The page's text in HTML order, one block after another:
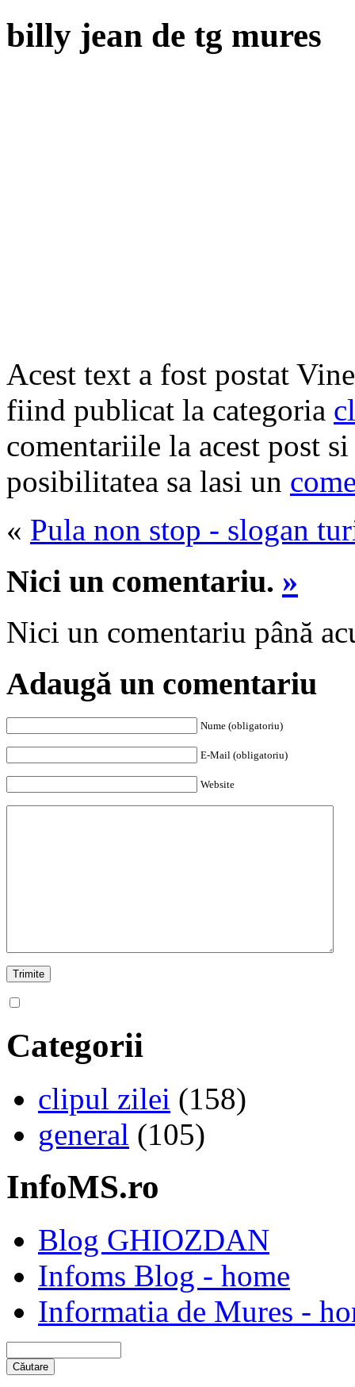
billy jean de tg mures
Acest text a fost postat
fiind publicat la categoria
comentariile la acest post
posibilitatea sa lasi un
« Pula non stop - slogan
Nici un comentariu. »
Nici un comentariu până
Adaugă un comentariu
Nume (obligatoriu)
E-Mail (obligatoriu)
Website
Categorii
clipul zilei (158)
general (105)
InfoMS.ro
Blog GHIOZDAN
Infoms Blog - home
Informatia de Mures -